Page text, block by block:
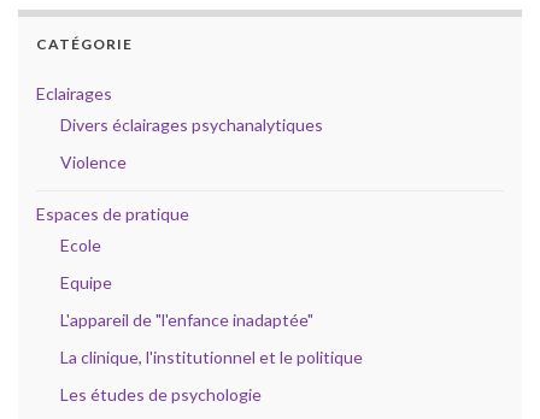
CATÉGORIE
Eclairages
Divers éclairages psychanalytiques
Violence
Espaces de pratique
Ecole
Equipe
L'appareil de "l'enfance inadaptée"
La clinique, l'institutionnel et le politique
Les études de psychologie